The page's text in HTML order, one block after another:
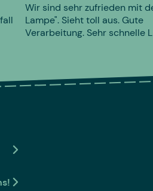
Wir sind sehr zufrieden mit
Lampe". Sieht toll aus. Gute
Verarbeitung. Sehr schnelle